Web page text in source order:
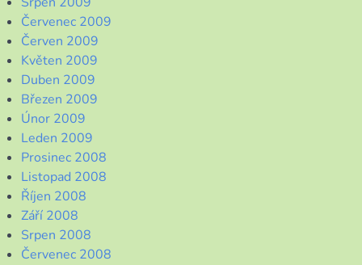
Červenec 2009
Červen 2009
Květen 2009
Duben 2009
Březen 2009
Únor 2009
Leden 2009
Prosinec 2008
Listopad 2008
Říjen 2008
Září 2008
Srpen 2008
Červenec 2008